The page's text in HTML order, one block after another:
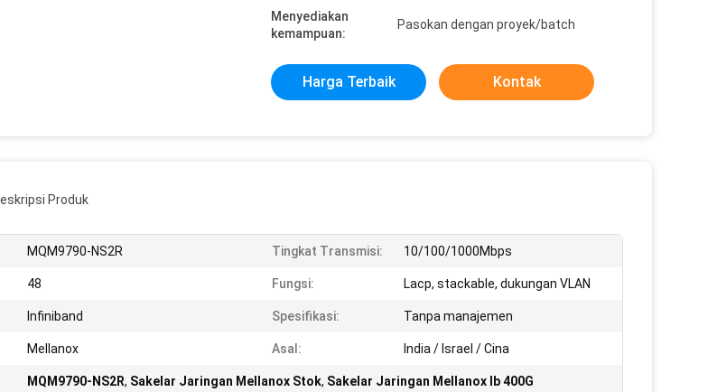
Menyediakan
kemampuan:
Pasokan dengan proyek/batch
Harga Terbaik Kontak
Produk
MQM9790-NS2R Tingkat Transmisi: 10/100/1000Mbps
48 Fungsi: Lacp, stackable, dukungan VLAN
Infiniband Spesifikasi: Tanpa manajemen
Mellanox Asal: India / Israel / Cina
MQM9790-NS2R, Sakelar Jaringan Mellanox Stok, Sakelar Jaringan Mellanox Ib 400G